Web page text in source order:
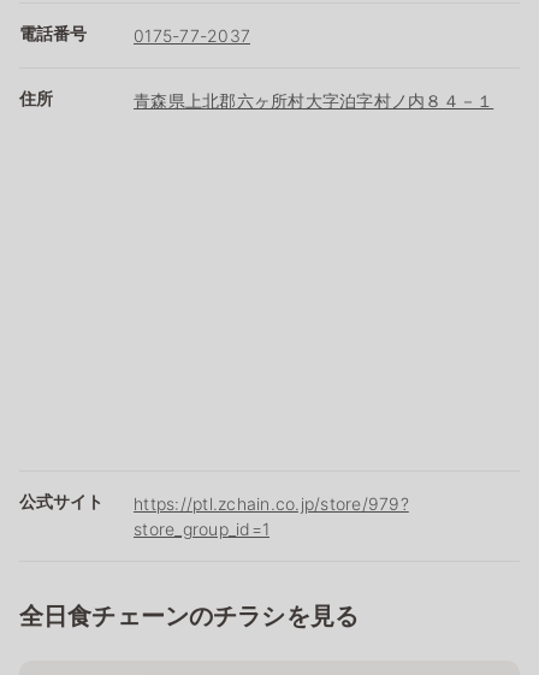
電話番号 0175-77-2037
住所 青森県上北郡六ヶ所村大字泊字村ノ内８４－１
公式サイト
https://ptl.zchain.co.jp/store/979?
store_group_id=1
全日食チェーンのチラシを見る